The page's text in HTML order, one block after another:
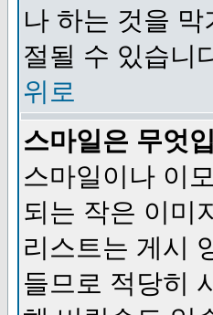
나 하는 것을 막
절될 수 있습니
위로
스마일은 무엇
스마일이나 이
되는 작은 이미
리스트는 게시
들므로 적당히